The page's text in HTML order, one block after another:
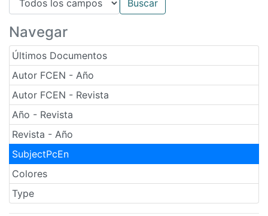
Navegar
Últimos Documentos
Autor FCEN - Año
Autor FCEN - Revista
Año - Revista
Revista - Año
SubjectPcEn
Colores
Type